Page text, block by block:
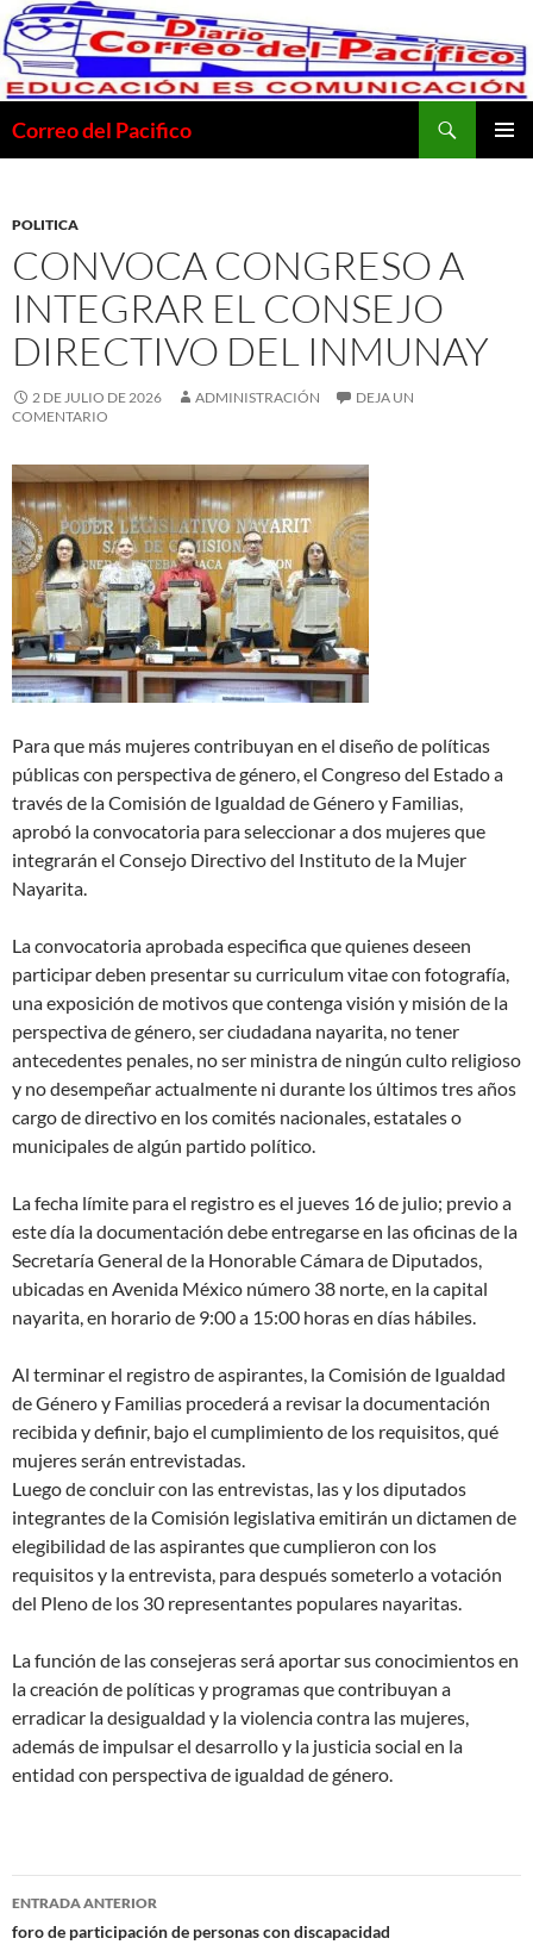
Saltar
al
contenido
Correo del Pacifico
POLITICA
CONVOCA CONGRESO A
INTEGRAR EL CONSEJO
DIRECTIVO DEL INMUNAY
2 DE JULIO DE 2026 ADMINISTRACIÓN
DEJA UN
COMENTARIO
Para que más mujeres contribuyan en el diseño de políticas
públicas con perspectiva de género, el Congreso del Estado a
través de la Comisión de Igualdad de Género y Familias,
aprobó la convocatoria para seleccionar a dos mujeres que
integrarán el Consejo Directivo del Instituto de la Mujer
Nayarita.
La convocatoria aprobada especifica que quienes deseen
participar deben presentar su curriculum vitae con fotografía,
una exposición de motivos que contenga visión y misión de la
perspectiva de género, ser ciudadana nayarita, no tener
antecedentes penales, no ser ministra de ningún culto religioso
y no desempeñar actualmente ni durante los últimos tres años
cargo de directivo en los comités nacionales, estatales o
municipales de algún partido político.
La fecha límite para el registro es el jueves 16 de julio; previo a
este día la documentación debe entregarse en las oficinas de la
Secretaría General de la Honorable Cámara de Diputados,
ubicadas en Avenida México número 38 norte, en la capital
nayarita, en horario de 9:00 a 15:00 horas en días hábiles.
Al terminar el registro de aspirantes, la Comisión de Igualdad
de Género y Familias procederá a revisar la documentación
recibida y definir, bajo el cumplimiento de los requisitos, qué
mujeres serán entrevistadas.
Luego de concluir con las entrevistas, las y los diputados
integrantes de la Comisión legislativa emitirán un dictamen de
elegibilidad de las aspirantes que cumplieron con los
requisitos y la entrevista, para después someterlo a votación
del Pleno de los 30 representantes populares nayaritas.
La función de las consejeras será aportar sus conocimientos en
la creación de políticas y programas que contribuyan a
erradicar la desigualdad y la violencia contra las mujeres,
además de impulsar el desarrollo y la justicia social en la
entidad con perspectiva de igualdad de género.
Navegación
de
ENTRADA ANTERIOR
foro de participación de personas con discapacidad